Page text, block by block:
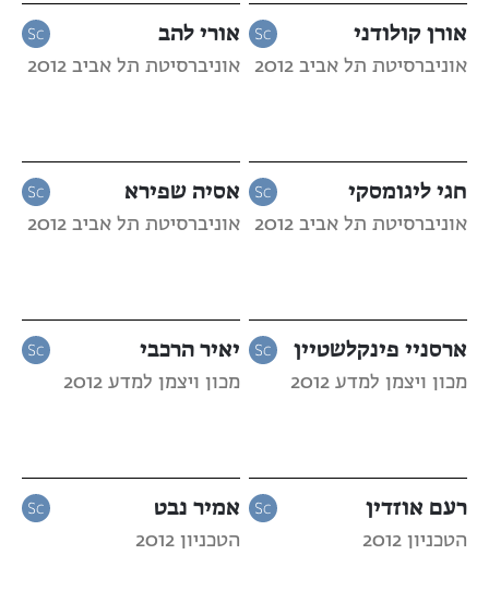
אורן קולודני
אוניברסיטת תל אביב 2012
אורי להב
אוניברסיטת תל אביב 2012
חגי ליגומסקי
אוניברסיטת תל אביב 2012
אסיה שפירא
אוניברסיטת תל אביב 2012
ארסניי פינקלשטיין
מכון ויצמן למדע 2012
יאיר הרכבי
מכון ויצמן למדע 2012
רעם אוזדין
הטכניון 2012
אמיר נבט
הטכניון 2012